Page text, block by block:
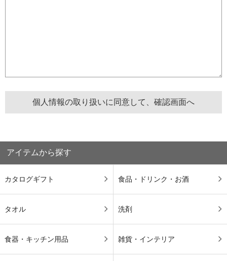
アイテムから探す
カタログギフト 食品・ドリンク・お酒
タオル 洗剤
食器・キッチン用品 雑貨・インテリア